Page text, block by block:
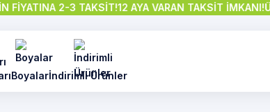
2-3 TAKSİT!12 AYA VARAN TAKSİT İMKANI!
Boyalarİndirimli Ürünler